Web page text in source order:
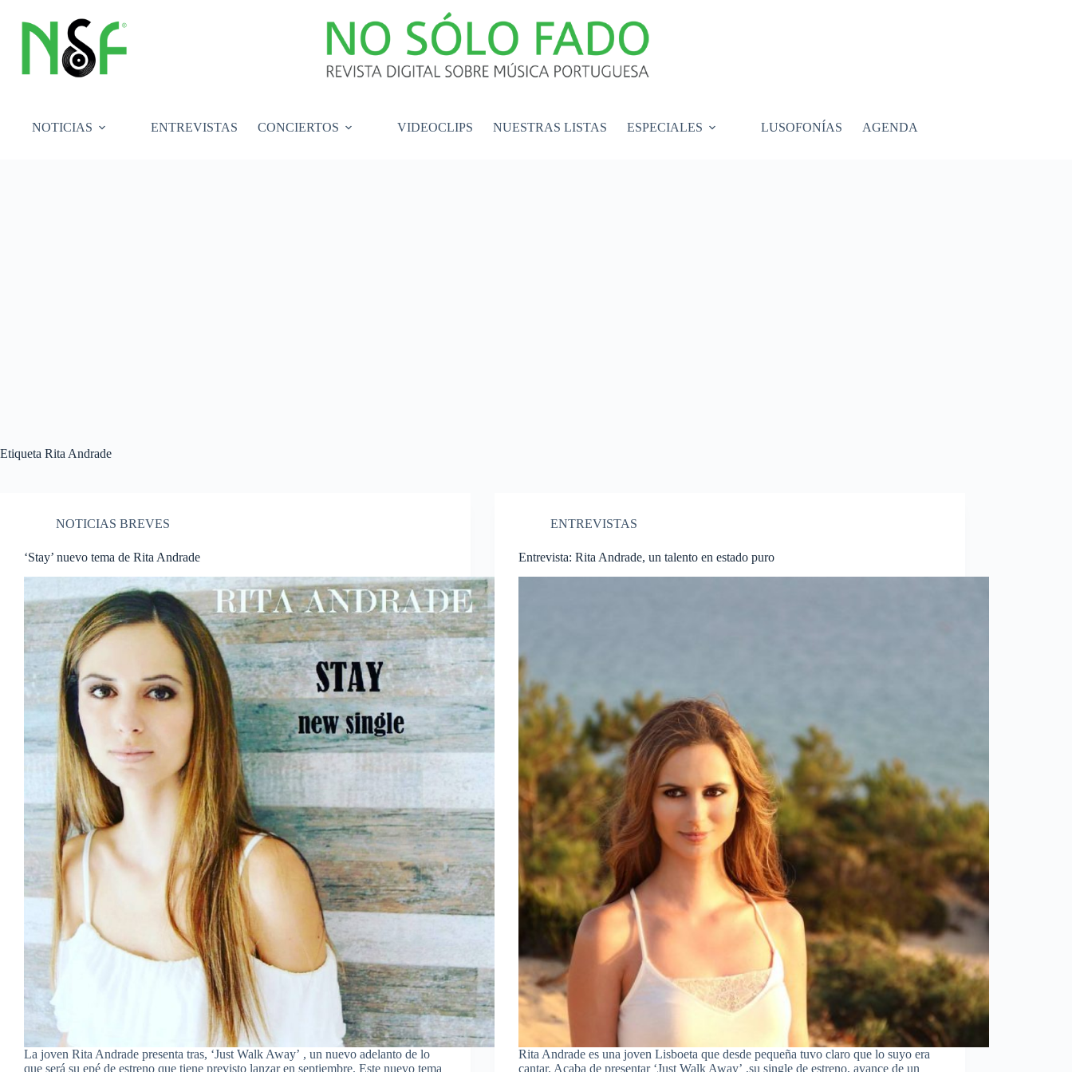
contenido
NOTICIAS ENTREVISTAS CONCIERTOS VIDEOCLIPS NUESTRAS LISTAS ESPECIALES LUSOFONÍAS AGENDA
Etiqueta Rita Andrade
NOTICIAS BREVES
‘Stay’ nuevo tema de Rita Andrade
La joven Rita Andrade presenta tras, ‘Just Walk Away’ , un nuevo adelanto de lo
que será su epé de estreno que tiene previsto lanzar en septiembre. Este nuevo tema
ENTREVISTAS
Entrevista: Rita Andrade, un talento en estado puro
Rita Andrade es una joven Lisboeta que desde pequeña tuvo claro que lo suyo era
cantar. Acaba de presentar ‘Just Walk Away’ ,su single de estreno, avance de un